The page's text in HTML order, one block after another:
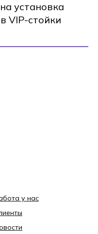
установка
VIP-стойки
у нас